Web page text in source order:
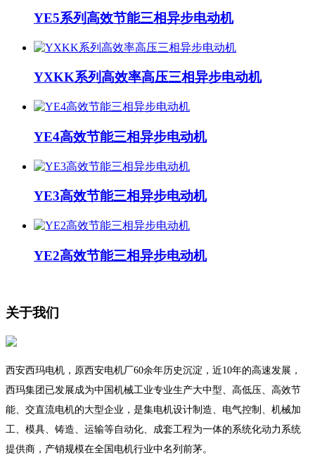
YE5系列高效节能三相异步电动机
YXKK系列高效率高压三相异步电动机
YE4高效节能三相异步电动机
YE3高效节能三相异步电动机
YE2高效节能三相异步电动机
关于我们
西安西玛电机，原西安电机厂60余年历史沉淀，近10年的高速发展，
西玛集团已发展成为中国机械工业专业生产大中型、高低压、高效节
能、交直流电机的大型企业，是集电机设计制造、电气控制、机械加
工、模具、铸造、运输等自动化、成套工程为一体的系统化动力系统
提供商，产销规模在全国电机行业中名列前茅。